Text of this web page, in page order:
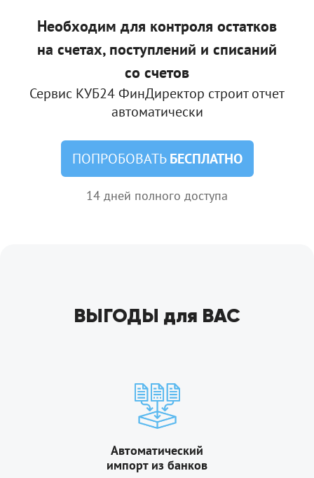
Необходим для контроля остатков
на счетах,поступлений и списаний
со счетов
Сервис КУБ24 ФинДиректор строит отчет
автоматически
ПОПРОБОВАТЬБЕСПЛАТНО
14 дней полного доступа
ВЫГОДЫ для ВАС
Автоматический
импорт из банков